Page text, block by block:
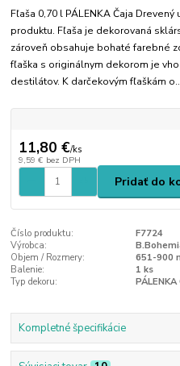
Fľaša 0,70 l PÁLENKA Čaja
produktu. Fľaša je dekorovaná
zároveň obsahuje bohaté farebné
fľaška s originálnym dekorom je
destilátov. K darčekovým fľaškám
11,80 €/ks
9,59 € bez DPH
Pridať do
Číslo produktu:
F7724
Výrobca:
Objem / Rozmery:
651-900
Balenie:
1 ks
Typ dekoru:
PÁLENKA
Kompletné špecifikácie